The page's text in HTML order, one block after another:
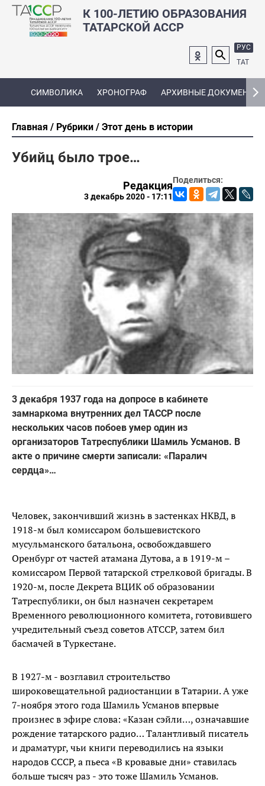
К 100-ЛЕТИЮ ОБРАЗОВАНИЯ
ТАТАРСКОЙ АССР
РУС
ТАТ
СИМВОЛИКА ХРОНОГРАФ АРХИВНЫЕ ДОКУМЕНТЫ
Главная Рубрики Этот день в истории
Убийц было трое…
Поделиться:
Редакция
3 декабрь 2020 - 17:11
3 декабря 1937 года на допросе в кабинете
замнаркома внутренних дел ТАССР после
нескольких часов побоев умер один из
организаторов Татреспублики Шамиль Усманов. В
акте о причине смерти записали: «Паралич
сердца»…
Человек, закончивший жизнь в застенках НКВД, в
1918-м был комиссаром большевистского
мусульманского батальона, освобождавшего
Оренбург от частей атамана Дутова, а в 1919-м –
комиссаром Первой татарской стрелковой бригады. В
1920-м, после Декрета ВЦИК об образовании
Татреспублики, он был назначен секретарем
Временного революционного комитета, готовившего
учредительный съезд советов АТССР, затем бил
басмачей в Туркестане.
В 1927-м - возглавил строительство
широковещательной радиостанции в Татарии. А уже
7-ноября этого года Шамиль Усманов впервые
произнес в эфире слова: «Казан сэйли…, означавшие
рождение татарского радио… Талантливый писатель
и драматург, чьи книги переводились на языки
народов СССР, а пьеса «В кровавые дни» ставилась
больше тысяч раз - это тоже Шамиль Усманов.